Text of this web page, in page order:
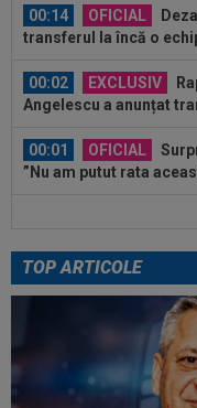
00:14 OFICIAL
transferul la încă o
00:02 EXCLUSIV
Angelescu a anunțat
00:01 OFICIAL
”Nu am putut rata
Rușii îl
00:46 VIDEO
Daniel
Rapid: ”Mamă, aoleu!
EXCLUSIV
anunțul ÎN DIRECT: ”Îi
TOP ARTICOLE